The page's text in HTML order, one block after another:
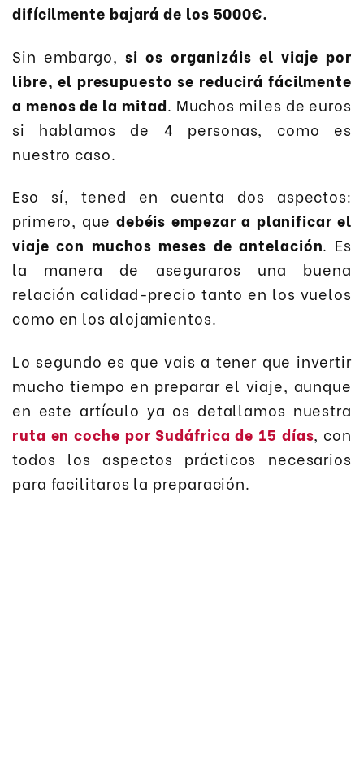
difícilmente bajará de los 5000€.
Sin embargo, si os organizáis el viaje por
libre, el presupuesto se reducirá fácilmente
a menos de la mitad. Muchos miles de euros
si hablamos de 4 personas, como es
nuestro caso.
Eso sí, tened en cuenta dos aspectos:
primero, que debéis empezar a planificar el
viaje con muchos meses de antelación. Es
la manera de aseguraros una buena
relación calidad-precio tanto en los vuelos
como en los alojamientos.
Lo segundo es que vais a tener que invertir
mucho tiempo en preparar el viaje, aunque
en este artículo ya os detallamos nuestra
ruta en coche por Sudáfrica de 15 días, con
todos los aspectos prácticos necesarios
para facilitaros la preparación.